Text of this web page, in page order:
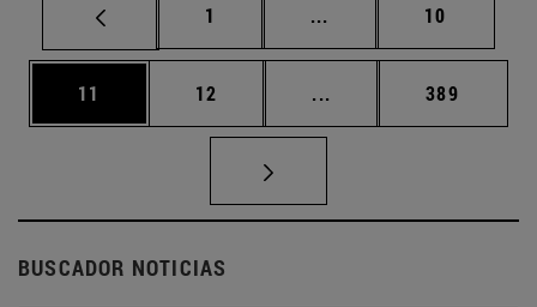
Página
1 ... Páginas intermedias
Página
10
Página
11 Página
12 ... Páginas intermedias
Página
389
BUSCADOR NOTICIAS